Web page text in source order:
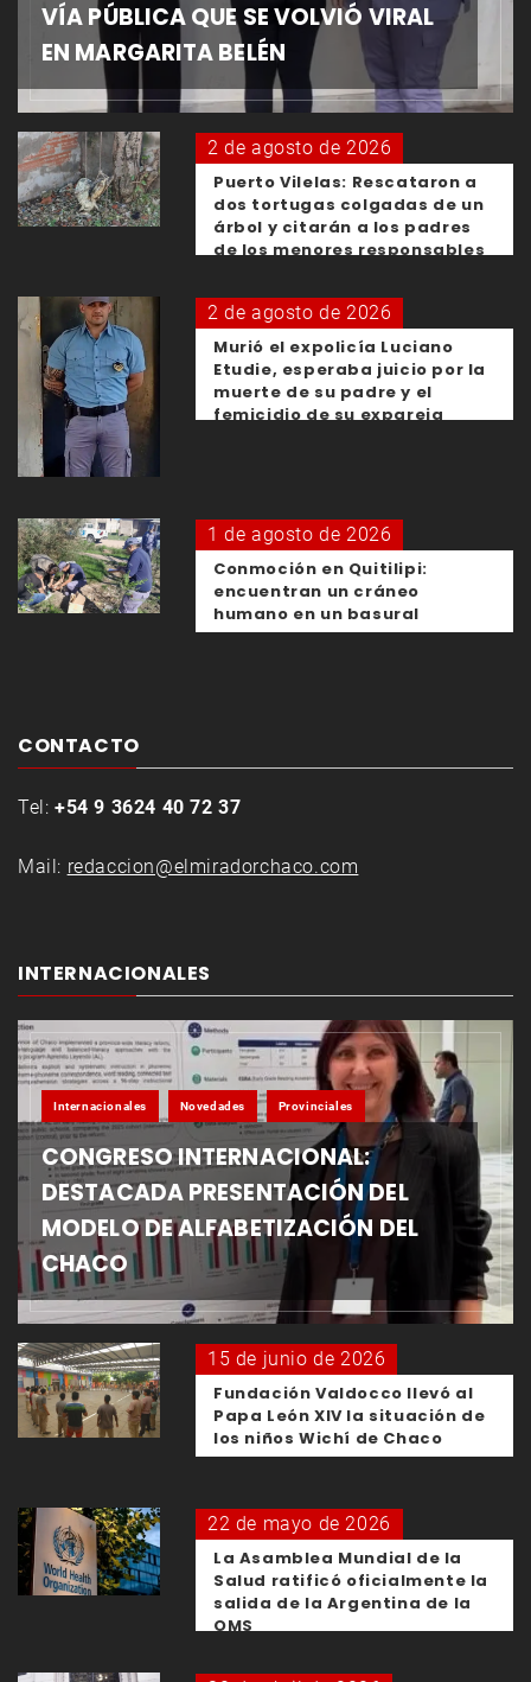
VÍA PÚBLICA QUE SE VOLVIÓ VIRAL
EN MARGARITA BELÉN
2 de agosto de 2026
Puerto Vilelas: Rescataron a
dos tortugas colgadas de un
árbol y citarán a los padres
de los menores responsables
2 de agosto de 2026
Murió el expolicía Luciano
Etudie, esperaba juicio por la
muerte de su padre y el
femicidio de su expareja
1 de agosto de 2026
Conmoción en Quitilipi:
encuentran un cráneo
humano en un basural
CONTACTO
Tel: +54 9 3624 40 72 37
Mail: redaccion@elmiradorchaco.com
INTERNACIONALES
Internacionales Novedades Provinciales
CONGRESO INTERNACIONAL:
DESTACADA PRESENTACIÓN DEL
MODELO DE ALFABETIZACIÓN DEL
CHACO
15 de junio de 2026
Fundación Valdocco llevó al
Papa León XIV la situación de
los niños Wichí de Chaco
22 de mayo de 2026
La Asamblea Mundial de la
Salud ratificó oficialmente la
salida de la Argentina de la
OMS